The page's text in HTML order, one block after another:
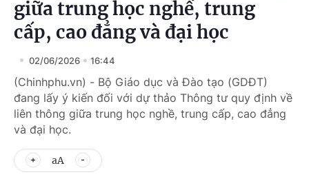
giữa trung học nghề, trung
cấp, cao đẳng và đại học
02/06/2026 16:44
(Chinhphu.vn) - Bộ Giáo dục và Đào tạo (GDĐT)
đang lấy ý kiến đối với dự thảo Thông tư quy định về
liên thông giữa trung học nghề, trung cấp, cao đẳng
và đại học.
aA